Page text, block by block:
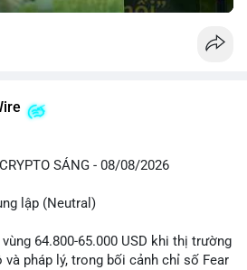
SÁNG - 08/08/2026
lập (Neutral)
64.800-65.000 USD khi thị trường
pháp lý, trong bối cảnh chỉ số Fear